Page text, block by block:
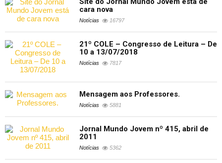
cara nova
Notícias 16797
21º COLE – Congresso de Leitura – De
10 a 13/07/2018
Notícias 7817
Mensagem aos Professores.
Notícias 5881
Jornal Mundo Jovem nº 415, abril de
2011
Notícias 5362